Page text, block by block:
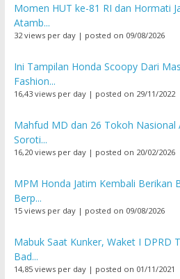
Momen HUT ke-81 RI dan Hormati
Atamb...
32 views per day| posted on 09/08/2026
Ini Tampilan Honda Scoopy Dari
Fashion...
16,43 views per day| posted on 29/11/2022
Mahfud MD dan 26 Tokoh Nasional
Soroti...
16,20 views per day| posted on 20/02/2026
MPM Honda Jatim Kembali Berikan
Berp...
15 views per day| posted on 09/08/2026
Mabuk Saat Kunker, Waket I DPRD
Bad...
14,85 views per day| posted on 01/11/2021